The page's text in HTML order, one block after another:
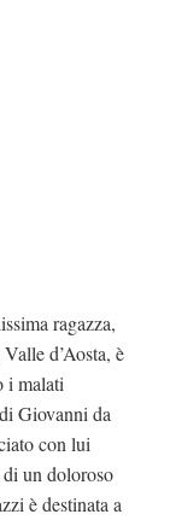
ragazza,
d’Aosta, è
i malati
Giovanni da
con lui
di un doloroso
è destinata a